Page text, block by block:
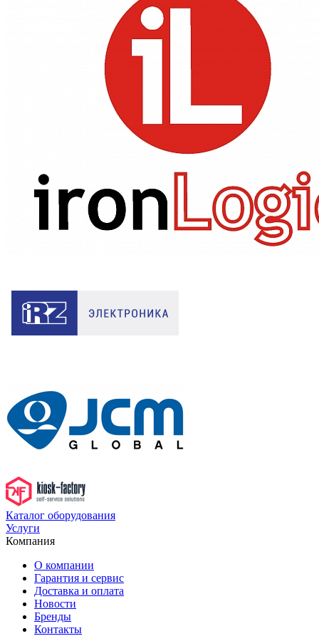
Каталог оборудования
Услуги
Компания
О компании
Гарантия и сервис
Доставка и оплата
Новости
Бренды
Контакты